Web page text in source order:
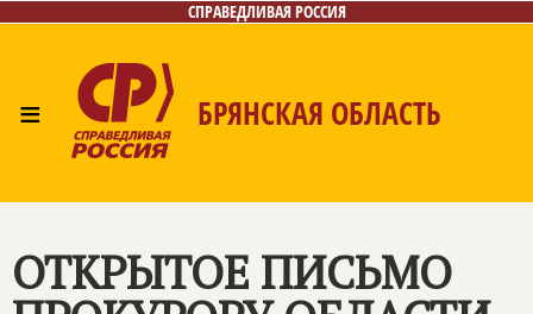
СПРАВЕДЛИВАЯ РОССИЯ
≡ БРЯНСКАЯ ОБЛАСТЬ
Контакты
ОТКРЫТОЕ ПИСЬМО